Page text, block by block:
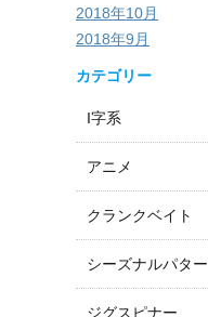
2018年10月
2018年9月
カテゴリー
I字系
アニメ
クランクベイト
シーズナルパタ
ジグスピナー